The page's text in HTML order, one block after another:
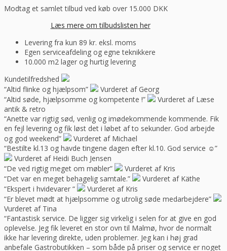
Modtag et samlet tilbud ved køb over 15.000 DKK
Læs mere om tilbudslisten her
Levering fra kun 89 kr. eksl. moms
Egen serviceafdeling og egne teknikkere
10.000 m2 lager og hurtig levering
Kundetilfredshed
“Altid flinke og hjælpsom”
Vurderet af Georg
“Altid søde, hjælpsomme og kompetente !”
Vurderet af Læse
antik & retro
“Anette var rigtig sød, venlig og imødekommende kommende. Fik
en fejl levering og fik løst det i løbet af to sekunder. God arbejde
og god weekend”
Vurderet af Michael
“Bestilte kl.13 og havde tingene dagen efter kl.10. God service ☺”
Vurderet af Heidi Buch Jensen
“De ved rigtig meget om møbler”
Vurderet af Kris
“Det var en meget behagelig samtale.”
Vurderet af Käthe
“Ekspert i hvidevarer “
Vurderet af Kris
“Er blevet mødt at hjælpsomme og utrolig søde medarbejdere”
Vurderet af Tina
“Fantastisk service. De ligger sig virkelig i selen for at give en god
oplevelse. Jeg fik leveret en stor ovn til Malmø, hvor de normalt
ikke har levering direkte, uden problemer. Jeg kan i høj grad
anbefale Gastrobutikken – som både på priser og service er noget